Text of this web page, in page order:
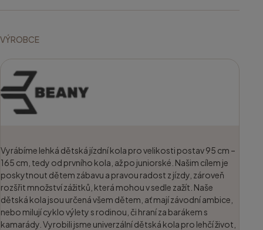
VÝROBCE
Vyrábíme lehká dětská jízdní kola pro velikosti postav 95 cm –
165 cm, tedy od prvního kola, až po juniorské. Našim cílem je
poskytnout dětem zábavu a pravou radost z jízdy, zároveň
rozšřit množství zážitků, která mohou v sedle zažít. Naše
dětská kola jsou určená všem dětem, ať mají závodní ambice,
nebo milují cyklo výlety s rodinou, či hraní za barákem s
kamarády. Vyrobili jsme univerzální dětská kola pro lehčí život,